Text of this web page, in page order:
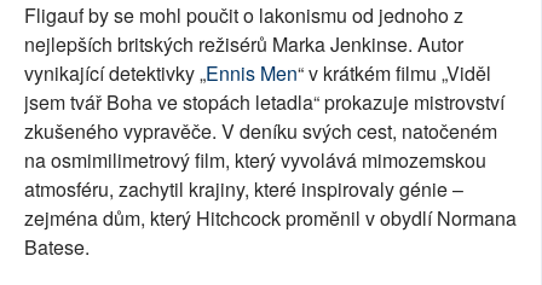
Fligauf by se mohl poučit o lakonismu od jednoho z
nejlepších britských režisérů Marka Jenkinse. Autor
vynikající detektivky „Ennis Men“ v krátkém filmu „Viděl
jsem tvář Boha ve stopách letadla“ prokazuje mistrovství
zkušeného vypravěče. V deníku svých cest, natočeném
na osmimilimetrový film, který vyvolává mimozemskou
atmosféru, zachytil krajiny, které inspirovaly génie –
zejména dům, který Hitchcock proměnil v obydlí Normana
Batese.